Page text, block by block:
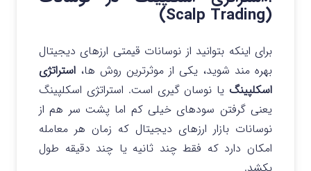
(Scalp Trading)
برای اینکه بتوانید از نوسانات قیمتی ارزهای دیجیتال
بهره مند شوید، یکی از موثرترین روش ها، استراتژی
اسکلپینگیا نوسان گیری است. استراتژی اسکلپینگ
یعنی گرفتن سودهای خیلی کم اما پشت سر هم از
نوسانات بازار ارزهای دیجیتال که زمان هر معامله
امکان دارد که فقط چند ثانیه یا چند دقیقه طول